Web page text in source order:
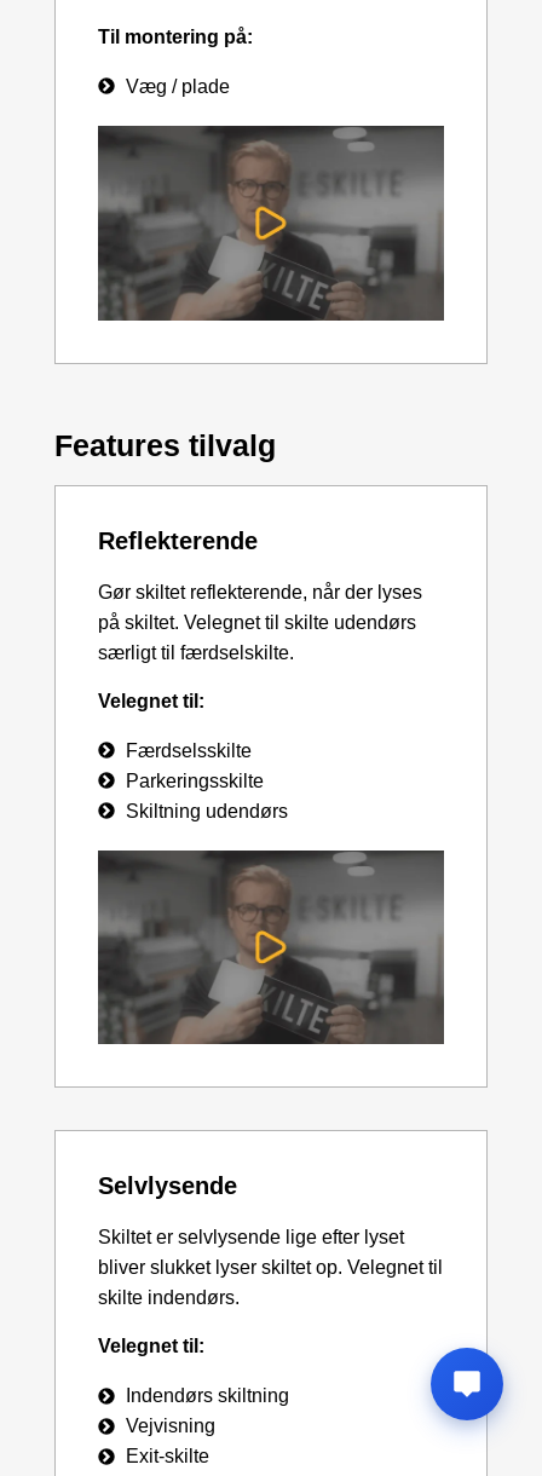
Til montering på:
Væg / plade
Features tilvalg
Reflekterende
Gør skiltet reflekterende, når der lyses
på skiltet. Velegnet til skilte udendørs
særligt til færdselskilte.
Velegnet til:
Færdselsskilte
Parkeringsskilte
Skiltning udendørs
Selvlysende
Skiltet er selvlysende lige efter lyset
bliver slukket lyser skiltet op. Velegnet til
skilte indendørs.
Velegnet til:
Indendørs skiltning
Vejvisning
Exit-skilte